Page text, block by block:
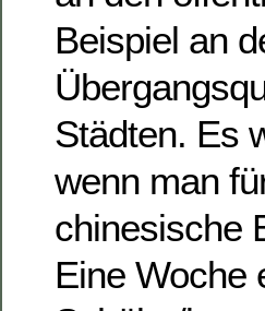
Beispiel an
Städten. Es
wenn man
chinesische
Eine Woche